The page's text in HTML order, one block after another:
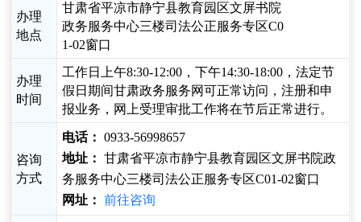
办理
地点
甘肃省平凉市静宁县教育园区文屏书院
政务服务中心三楼司法公正服务专区C0
1-02窗口
办理
时间
工作日上午8:30-12:00，下午14:30-18:00，法定节
假日期间甘肃政务服务网可正常访问，注册和申
报业务，网上受理审批工作将在节后正常进行。
咨询
方式
电话： 0933-56998657
地址： 甘肃省平凉市静宁县教育园区文屏书院政
务服务中心三楼司法公正服务专区C01-02窗口
网址： 前往咨询